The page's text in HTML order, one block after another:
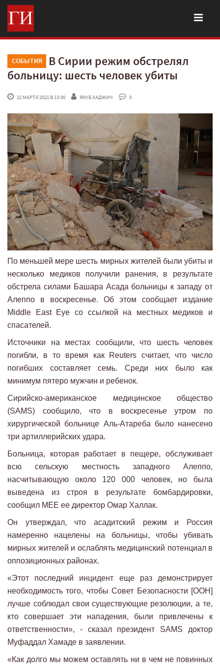
СОБЫТИЯ
В Сирии режим обстрелял
больницу: шесть человек убиты
22 МАРТА'2021 В 13:00 ЯКУБ ХАДЖИЧ 0
По меньшей мере шесть мирных жителей были убиты и
несколько медиков получили ранения, в результате
обстрела силами Башара Асада больницы к западу от
Алеппо в воскресенье. Об этом сообщает издание
Middle East Eye со ссылкой на местных медиков и
спасателей.
Источники на местах сообщили, что шесть человек
погибли, в то время как Reuters считает, что число
погибших составляет семь. Среди них было как
минимум пятеро мужчин и ребенок.
Сирийско-американское медицинское общество
(SAMS) сообщило, что в воскресенье утром по
хирургической больнице Аль-Атареба было нанесено
три артиллерийских удара.
Больница, которая работает в пещере, обслуживает
всю сельскую местность западного Алеппо,
насчитывающую около 120 000 человек, но была
выведена из строя в результате бомбардировки,
сообщил MEE ее директор Омар Халлак.
Он утверждал, что асадитский режим и Россия
намеренно нацелены на больницы, чтобы убивать
мирных жителей и ослаблять медицинский потенциал в
оппозиционных районах.
«Этот последний инцидент еще раз демонстрирует
необходимость того, чтобы Совет Безопасности [ООН]
лучше соблюдал свои существующие резолюции, а те,
кто совершает эти нападения, были привлечены к
ответственности», - сказал президент SAMS доктор
Муфаддал Хамаде в заявлении.
«Как долго мы можем оставлять ни в чем не повинных